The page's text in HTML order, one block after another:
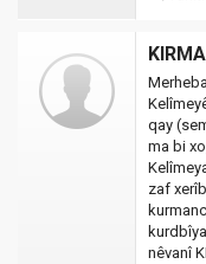
qay
ma bi
zaf
nêvanî